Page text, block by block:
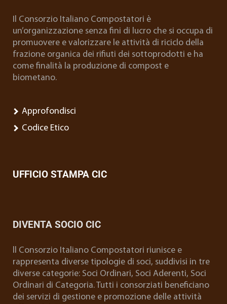
Il Consorzio Italiano Compostatori è
un’organizzazione senza fini di lucro che si occupa di
promuovere e valorizzare le attività di riciclo della
frazione organica dei rifiuti dei sottoprodotti e ha
come finalità la produzione di compost e
biometano.
Approfondisci
Codice Etico
UFFICIO STAMPA CIC
DIVENTA SOCIO CIC
ll Consorzio Italiano Compostatori riunisce e
rappresenta diverse tipologie di soci, suddivisi in tre
diverse categorie: Soci Ordinari, Soci Aderenti, Soci
Ordinari di Categoria. Tutti i consorziati beneficiano
dei servizi di gestione e promozione delle attività